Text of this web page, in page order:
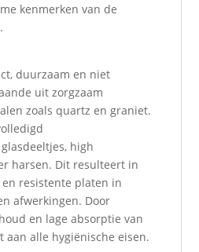
kenmerken van de
duurzaam en niet
uit zorgzaam
zoals quartz en graniet.
high
harsen. Dit resulteert in
resistente platen in
afwerkingen. Door
en lage absorptie van
alle hygiënische eisen.